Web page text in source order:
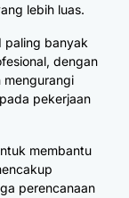
lebih luas.
paling banyak
dengan
mengurangi
pekerjaan
membantu
perencanaan